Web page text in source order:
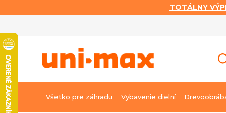
TOTÁLNY
obsah
Všetko pre záhradu Vybavenie dielní